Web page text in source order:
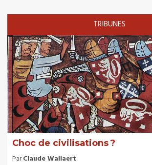
TRIBUNES
Choc de civilisations ?
ParClaude Wallaert